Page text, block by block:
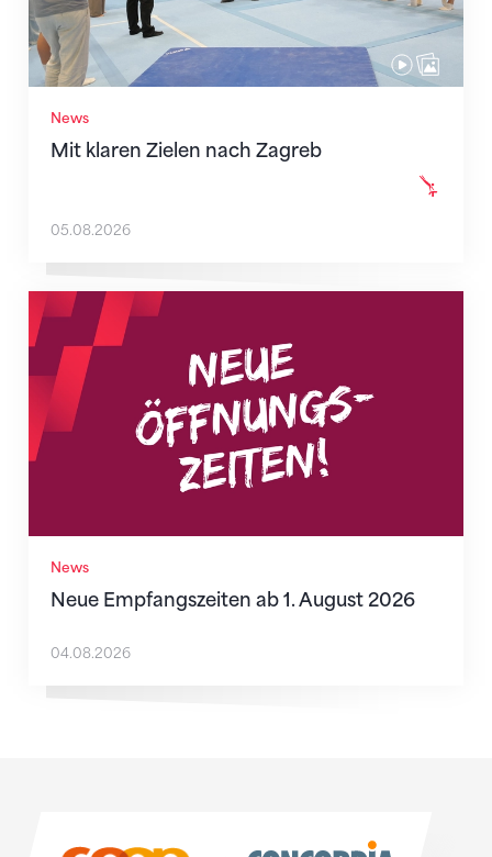
News
Mit klaren Zielen nach Zagreb
05.08.2026
News
Neue Empfangszeiten ab 1. August 2026
Neue Empfangszeiten ab 1. August 2026
04.08.2026